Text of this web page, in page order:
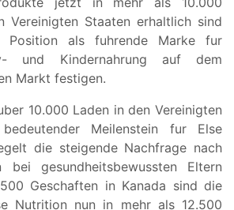
Vereinigten Staaten erhaltlich sind
Position als fuhrende Marke fur
und Kindernahrung auf dem
Markt festigen.
10.000 Laden in den Vereinigten
Meilenstein fur Else
die steigende Nachfrage nach
bei gesundheitsbewussten Eltern
Geschaften in Kanada sind die
Nutrition nun in mehr als 12.500